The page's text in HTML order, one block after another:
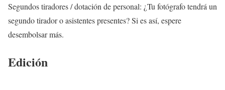
Segundos tiradores / dotación de personal: ¿Tu fotógrafo tendrá un
segundo tirador o asistentes presentes? Si es así, espere
desembolsar más.
Edición